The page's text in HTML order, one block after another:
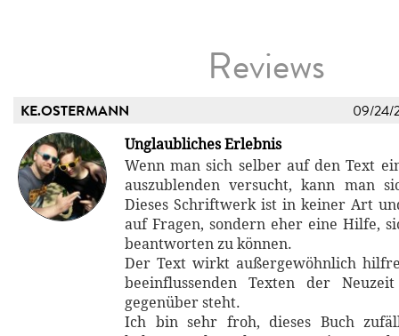
Reviews
KE.OSTERMANN 09/24/
Unglaubliches Erlebnis
Wenn man sich selber auf den Text
auszublenden versucht, kann man
Dieses Schriftwerk ist in keiner Art
auf Fragen, sondern eher eine Hilfe,
beantworten zu können.
Der Text wirkt außergewöhnlich
beeinflussenden Texten der
gegenüber steht.
Ich bin sehr froh, dieses Buch